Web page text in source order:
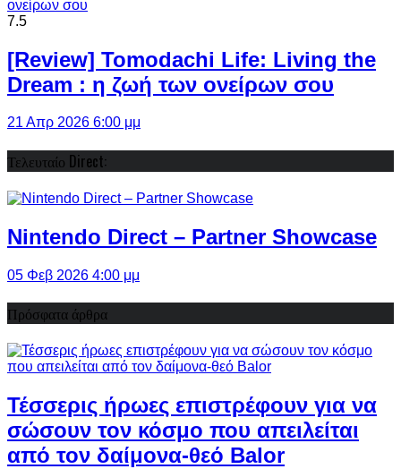
7.5
[Review] Tomodachi Life: Living the
Dream : η ζωή των ονείρων σου
21 Απρ 2026 6:00 μμ
Τελευταίο Direct:
Nintendo Direct – Partner Showcase
05 Φεβ 2026 4:00 μμ
Πρόσφατα άρθρα
Τέσσερις ήρωες επιστρέφουν για να
σώσουν τον κόσμο που απειλείται
από τον δαίμονα-θεό Balor